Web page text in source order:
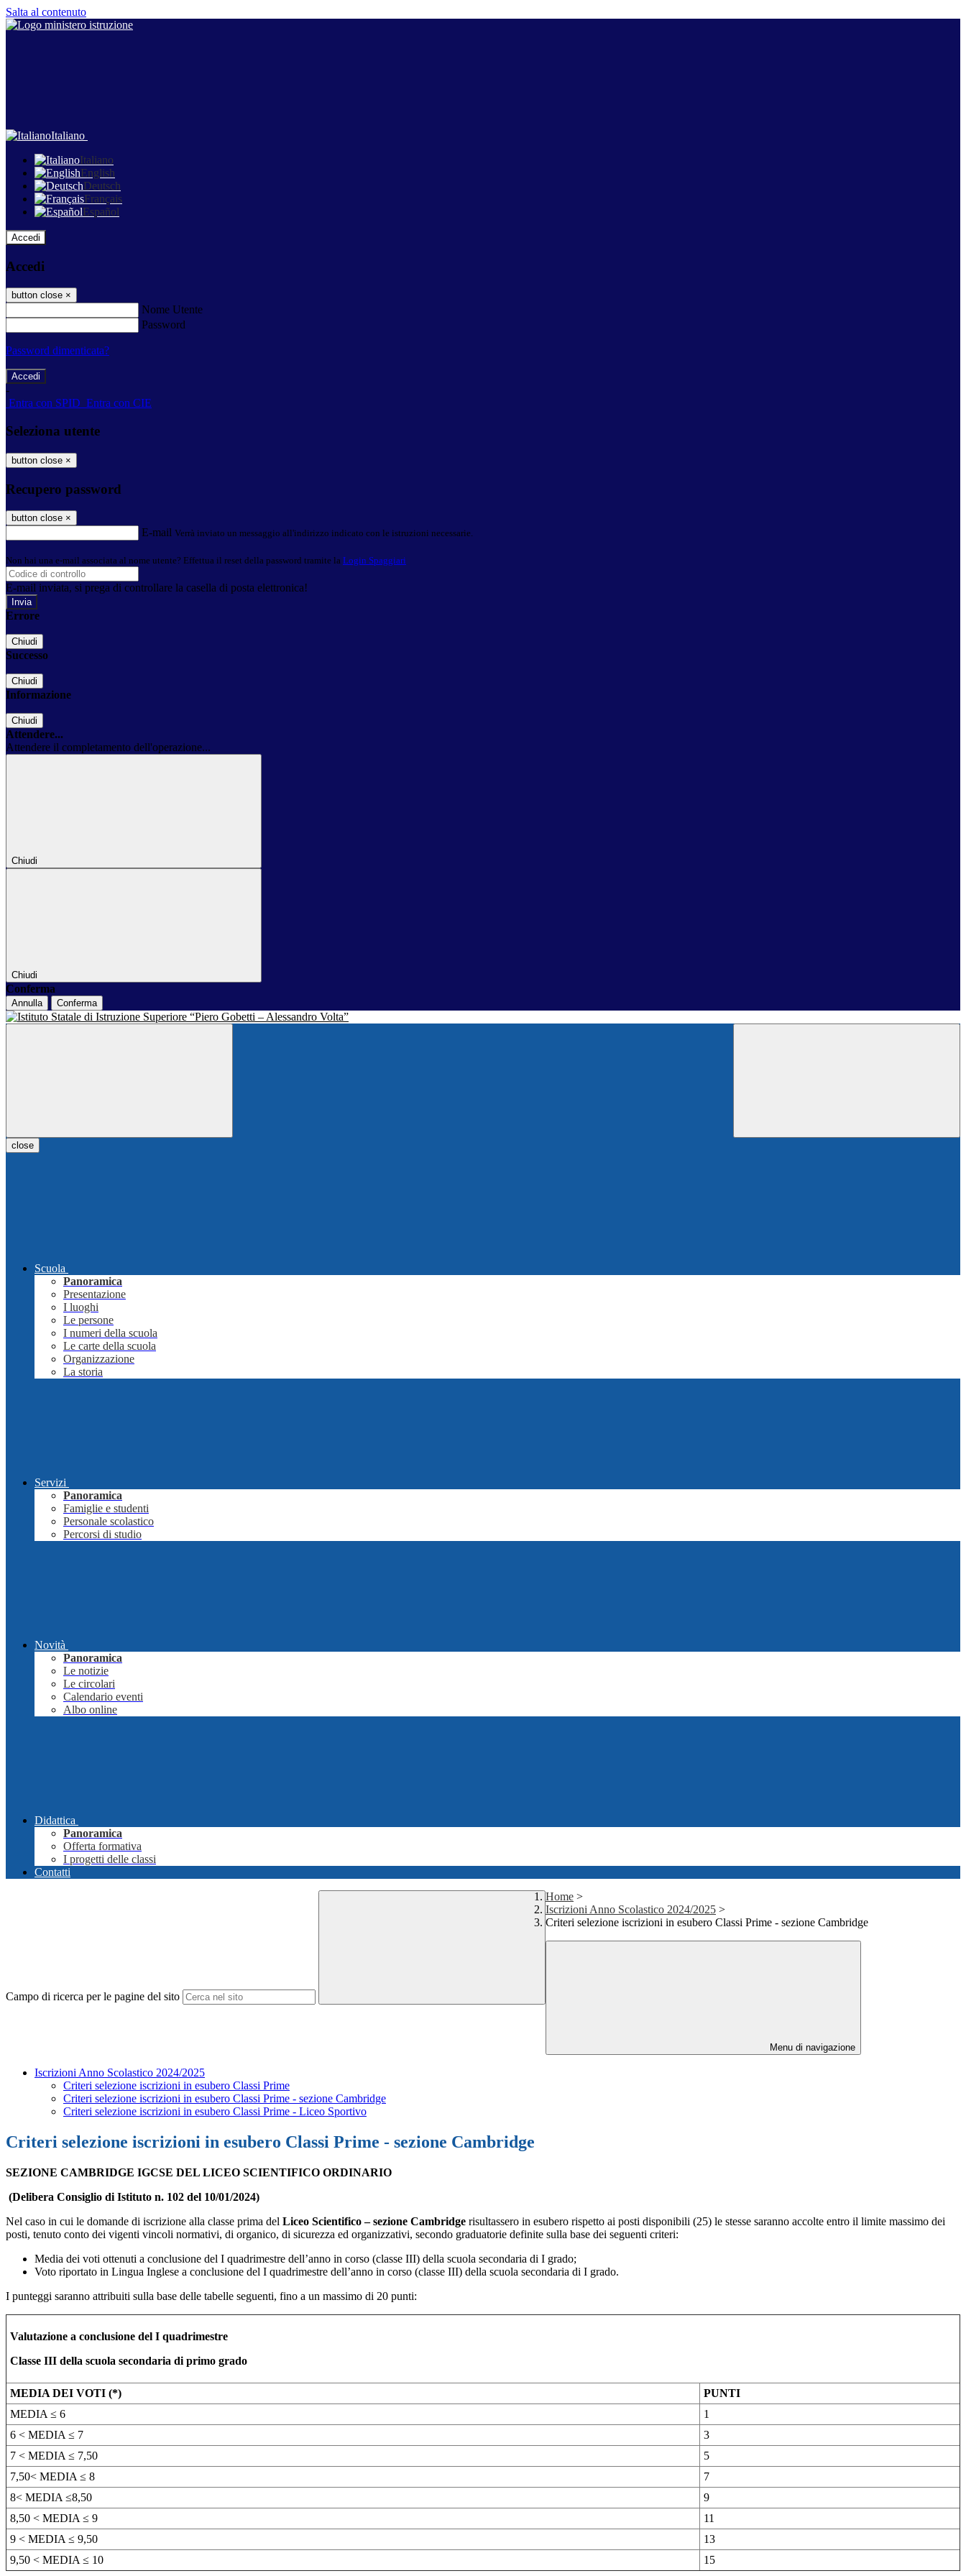
Salta al contenuto
Italiano
Italiano
English
Deutsch
Français
Español
Accedi
Accedi
button close ×
Nome Utente
Password
Password dimenticata?
-
Entra con SPID Entra con CIE
Seleziona utente
button close ×
Recupero password
button close ×
E-mail Verrà inviato un messaggio all'indirizzo indicato con le istruzioni necessarie.
Non hai una e-mail associata al nome utente? Effettua il reset della password tramite la Login Spaggiari
E-mail inviata, si prega di controllare la casella di posta elettronica!
Errore
Chiudi
Successo
Chiudi
Informazione
Chiudi
Attendere...
Attendere il completamento dell'operazione...
Chiudi
Chiudi
Conferma
Annulla Conferma
close
Scuola
Panoramica
Presentazione
I luoghi
Le persone
I numeri della scuola
Le carte della scuola
Organizzazione
La storia
Servizi
Panoramica
Famiglie e studenti
Personale scolastico
Percorsi di studio
Novità
Panoramica
Le notizie
Le circolari
Calendario eventi
Albo online
Didattica
Panoramica
Offerta formativa
I progetti delle classi
Contatti
Campo di ricerca per le pagine del sito
Home >
Iscrizioni Anno Scolastico 2024/2025 >
Criteri selezione iscrizioni in esubero Classi Prime - sezione Cambridge
Menu di navigazione
Iscrizioni Anno Scolastico 2024/2025
Criteri selezione iscrizioni in esubero Classi Prime
Criteri selezione iscrizioni in esubero Classi Prime - sezione Cambridge
Criteri selezione iscrizioni in esubero Classi Prime - Liceo Sportivo
Criteri selezione iscrizioni in esubero Classi Prime - sezione Cambridge
SEZIONE CAMBRIDGE IGCSE DEL LICEO SCIENTIFICO ORDINARIO
(Delibera Consiglio di Istituto n. 102 del 10/01/2024)
Nel caso in cui le domande di iscrizione alla classe prima del Liceo Scientifico – sezione Cambridge risultassero in esubero rispetto ai posti disponibili (25) le stesse saranno accolte entro il limite massimo dei
posti, tenuto conto dei vigenti vincoli normativi, di organico, di sicurezza ed organizzativi, secondo graduatorie definite sulla base dei seguenti criteri:
Media dei voti ottenuti a conclusione del I quadrimestre dell’anno in corso (classe III) della scuola secondaria di I grado;
Voto riportato in Lingua Inglese a conclusione del I quadrimestre dell’anno in corso (classe III) della scuola secondaria di I grado.
I punteggi saranno attribuiti sulla base delle tabelle seguenti, fino a un massimo di 20 punti:
Valutazione a conclusione del I quadrimestre
Classe III della scuola secondaria di primo grado
MEDIA DEI VOTI (*)
PUNTI
MEDIA ≤ 6
1
6 < MEDIA ≤ 7
3
7 < MEDIA ≤ 7,50
5
7,50< MEDIA ≤ 8
7
8< MEDIA ≤8,50
9
8,50 < MEDIA ≤ 9
11
9 < MEDIA ≤ 9,50
13
9,50 < MEDIA ≤ 10
15